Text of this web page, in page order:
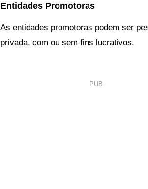
Entidades Promotoras
As entidades promotoras podem ser
privada, com ou sem fins lucrativos.
PUB